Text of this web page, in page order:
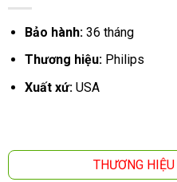
Bảo hành:36 tháng
Thương hiệu:Philips
Xuất xứ: USA
THƯƠNG